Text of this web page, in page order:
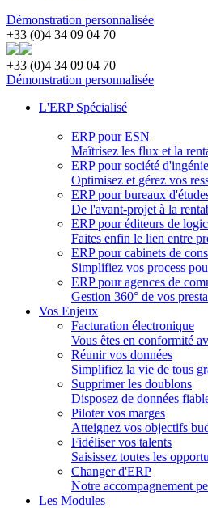
Démonstration personnalisée
+33 (0)4 34 09 04 70
+33 (0)4 34 09 04 70
Démonstration personnalisée
L'ERP Spécialisé
ERP pour ESN
Maîtrisez les flux et la
ERP pour société
Optimisez et gérez vos
ERP pour bureaux
De l'avant-projet à la
ERP pour éditeurs de
Faites enfin le lien entre
ERP pour cabinets de
Simplifiez vos process
ERP pour agences de
Gestion 360° de vos
Vos Enjeux
Facturation électronique
Vous êtes en conformité
Réunir vos données
Simplifiez la vie de tous
Supprimer les doublons
Disposez de données
Piloter vos marges
Atteignez vos objectifs
Fidéliser vos talents
Saisissez toutes les
Changer d'ERP
Notre accompagnement
Les Modules